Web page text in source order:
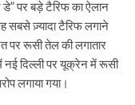
पर बड़े टैरिफ का ऐलान
सबसे ज़्यादा टैरिफ लगाने
पर रूसी तेल की लगातार
नई दिल्ली पर यूक्रेन में रूसी
लगाया गया।